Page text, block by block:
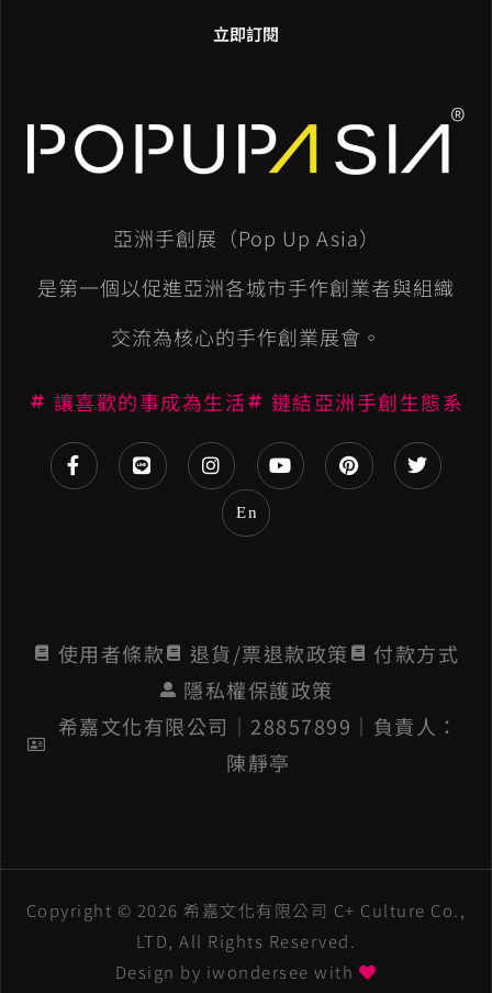
亞洲手創展（Pop Up Asia）
是第一個以促進亞洲各城市手作創業者與組織
交流為核心的手作創業展會。
讓喜歡的事成為生活 鏈結亞洲手創生態系
En
使用者條款 退貨/票退款政策
付款方式
隱私權保護政策
希嘉文化有限公司│28857899│負責人：
陳靜亭
立即訂閱
l
n
i
Copyright © 2026 希嘉文化有限公司 C+ Culture Co.,
LTD, All Rights Reserved.
Design by iwondersee with